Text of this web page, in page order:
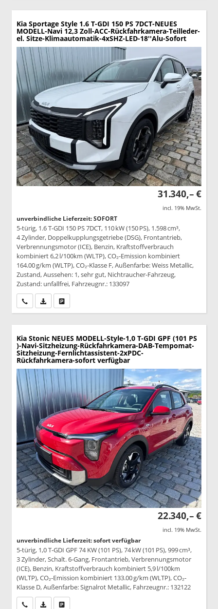
Kia Sportage Style 1.6 T-GDI 150 PS 7DCT-NEUES
MODELL-Navi 12,3 Zoll-ACC-Rückfahrkamera-Teilleder-
el. Sitze-Klimaautomatik-4xSHZ-LED-18''Alu-Sofort
31.340,– €
incl. 19% MwSt.
unverbindliche Lieferzeit: SOFORT
5-türig, 1.6 T-GDI 150 PS 7DCT, 110 kW (150 PS), 1.598 cm³,
4 Zylinder, Doppelkupplungsgetriebe (DSG), Frontantrieb,
Verbrennungsmotor (ICE), Benzin, Kraftstoffverbrauch
kombiniert 6,2 l/100km (WLTP), CO₂-Emission kombiniert
164.00 g/km (WLTP), CO₂-Klasse F, Außenfarbe: Weiss Metallic,
Zustand, Aussehen: 1, sehr gut, Nichtraucher-Fahrzeug,
Zustand: unfallfrei, Fahrzeugnr.: 133097
Wir rufen Sie anPDF-Datei, Fahrzeugexposé drucken
Kia Stonic NEUES MODELL-Style-1,0 T-GDI GPF (101 PS
)-Navi-Sitzheizung-Rückfahrkamera-DAB-Tempomat-
Sitzheizung-Fernlichtassistent-2xPDC-
Rückfahrkamera-sofort verfügbar
22.340,– €
incl. 19% MwSt.
unverbindliche Lieferzeit: sofort verfügbar
5-türig, 1,0 T-GDI GPF 74 KW (101 PS), 74 kW (101 PS), 999 cm³,
3 Zylinder, Schalt. 6-Gang, Frontantrieb, Verbrennungsmotor
(ICE), Benzin, Kraftstoffverbrauch kombiniert 5,9 l/100km
(WLTP), CO₂-Emission kombiniert 133.00 g/km (WLTP), CO₂-
Klasse D, Außenfarbe: Signalrot Metallic, Fahrzeugnr.: 132122
Wir rufen Sie anPDF-Datei, Fahrzeugexposé drucken